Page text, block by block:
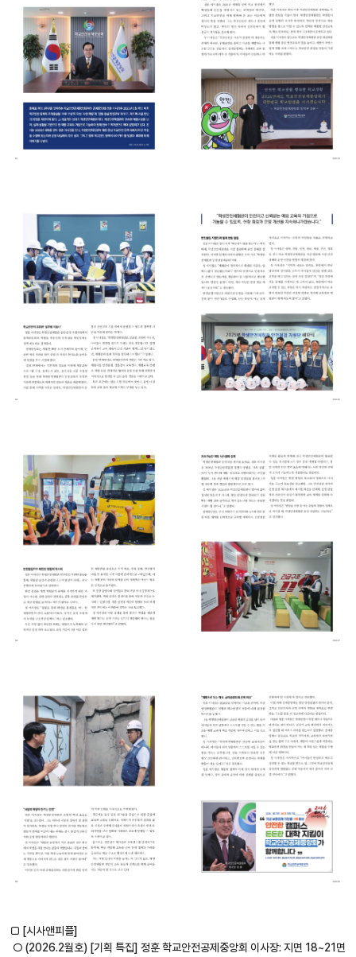
□ [시사앤피플]
○ (2026.2월호) [기획 특집] 정훈 학교안전공제중앙회 이사장: 지면 18~21면